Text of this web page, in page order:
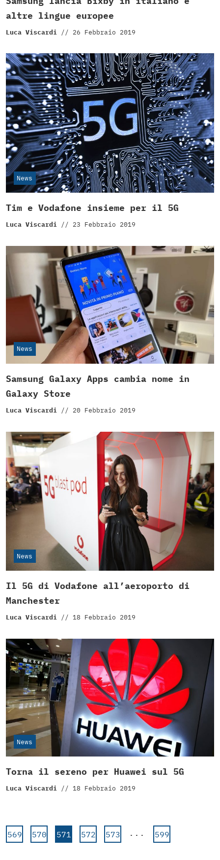
altre lingue europee
Luca Viscardi // 26 Febbraio 2019
News
Tim e Vodafone insieme per il 5G
Luca Viscardi // 23 Febbraio 2019
News
Samsung Galaxy Apps cambia nome in
Galaxy Store
Luca Viscardi // 20 Febbraio 2019
News
Il 5G di Vodafone all’aeroporto di
Manchester
Luca Viscardi // 18 Febbraio 2019
News
Torna il sereno per Huawei sul 5G
Luca Viscardi // 18 Febbraio 2019
569 570 571 572 573 ... 599